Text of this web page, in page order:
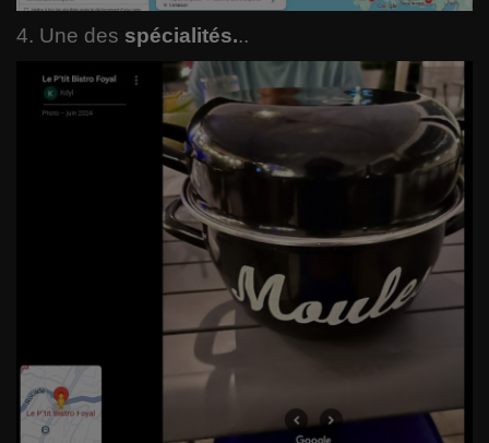
4. Une des spécialités...